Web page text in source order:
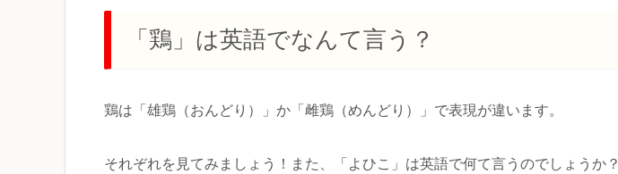
「鶏」は英語でなんて言う？
鶏は「雄鶏（おんどり）」か「雌鶏（めんどり）」で表現が違います。
それぞれを見てみましょう！また、「よひこ」は英語で何て言うのでしょうか？